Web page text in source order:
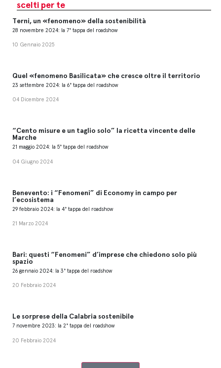
scelti per te
Terni, un «fenomeno» della sostenibilità
28 novembre 2024: la 7° tappa del roadshow
10 Gennaio 2025
Quel «fenomeno Basilicata» che cresce oltre il territorio
23 settembre 2024: la 6° tappa del roadshow
04 Dicembre 2024
“Cento misure e un taglio solo” la ricetta vincente delle
Marche
21 maggio 2024: la 5° tappa del roadshow
04 Giugno 2024
Benevento: i “Fenomeni” di Economy in campo per
l’ecosistema
29 febbraio 2024: la 4° tappa del roadshow
21 Marzo 2024
Bari: questi “Fenomeni” d’imprese che chiedono solo più
spazio
26 gennaio 2024: la 3° tappa del roadshow
20 Febbraio 2024
Le sorprese della Calabria sostenibile
7 novembre 2023: la 2° tappa del roadshow
20 Febbraio 2024